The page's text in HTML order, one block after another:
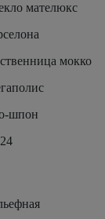
мателюкс
мокко
шпон